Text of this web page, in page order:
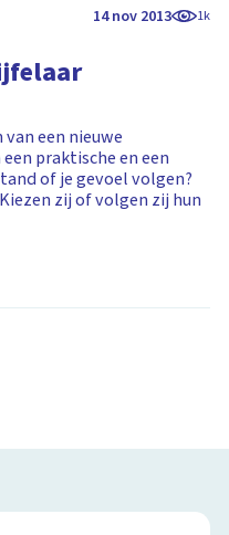
14 nov 2013 1k
een nieuwe
praktische en een
of je gevoel volgen?
zij of volgen zij hun